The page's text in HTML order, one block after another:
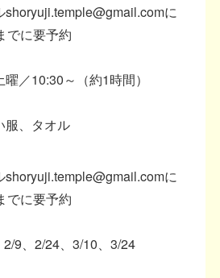
に
に要予約
／10:30～（約1時間）
服、タオル
に
に要予約
2/9、2/24、3/10、3/24